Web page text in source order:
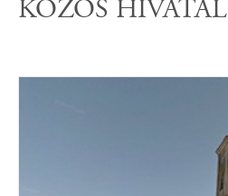
KÖZÖS HIVATAL